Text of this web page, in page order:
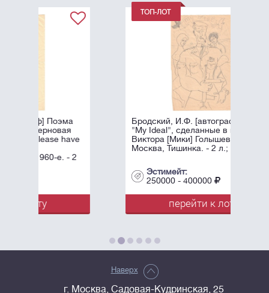
Бродский, И.Ф. [автограф] Рисунки
"My Ideal", сделанные в квартире
Виктора [Мики] Голышева. 1960-е.
Москва, Тишинка. - 2 л.; 29х21 см.
250000 - 400000
перейти к лоту
Наверх
г. Москва, Садовая-Кудринская, 25